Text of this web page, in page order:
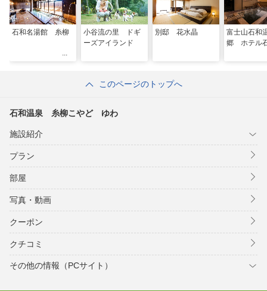
石和名湯館 糸柳
小谷流の里 ドギ
ーズアイランド
別邸 花水晶
富士山石和
郷 ホテル
このページのトップへ
石和温泉 糸柳こやど ゆわ
施設紹介
プラン
部屋
写真・動画
クーポン
クチコミ
その他の情報（PCサイト）